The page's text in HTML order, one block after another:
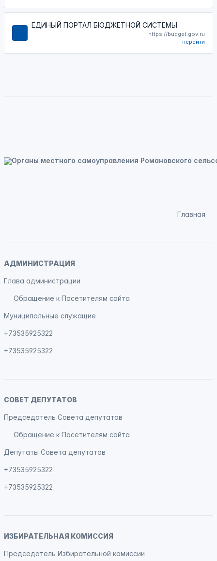
ЕДИНЫЙ ПОРТАЛ БЮДЖЕТНОЙ СИСТЕМЫ
https://budget.gov.ru
перейти
Главная
АДМИНИСТРАЦИЯ
Глава администрации
Обращение к Посетителям сайта
Муниципальные служащие
+73535925322
+73535925322
СОВЕТ ДЕПУТАТОВ
Председатель Совета депутатов
Обращение к Посетителям сайта
Депутаты Совета депутатов
+73535925322
+73535925322
ИЗБИРАТЕЛЬНАЯ КОМИССИЯ
Председатель Избирательной комиссии